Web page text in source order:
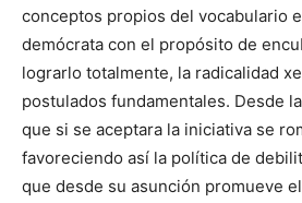
conceptos propios del vocabulario
demócrata con el propósito de
lograrlo totalmente, la radicalidad
postulados fundamentales. Desde
que si se aceptara la iniciativa se
favoreciendo así la política de
que desde su asunción promueve